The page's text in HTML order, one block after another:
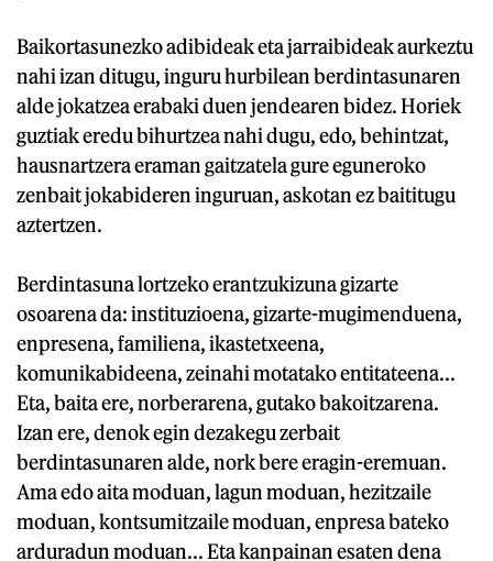
Baikortasunezko adibideak eta jarraibideak aurkeztu
nahi izan ditugu, inguru hurbilean berdintasunaren
alde jokatzea erabaki duen jendearen bidez. Horiek
guztiak eredu bihurtzea nahi dugu, edo, behintzat,
hausnartzera eraman gaitzatela gure eguneroko
zenbait jokabideren inguruan, askotan ez baititugu
aztertzen.
Berdintasuna lortzeko erantzukizuna gizarte
osoarena da: instituzioena, gizarte-mugimenduena,
enpresena, familiena, ikastetxeena,
komunikabideena, zeinahi motatako entitateena...
Eta, baita ere, norberarena, gutako bakoitzarena.
Izan ere, denok egin dezakegu zerbait
berdintasunaren alde, nork bere eragin-eremuan.
Ama edo aita moduan, lagun moduan, hezitzaile
moduan, kontsumitzaile moduan, enpresa bateko
arduradun moduan... Eta kanpainan esaten dena